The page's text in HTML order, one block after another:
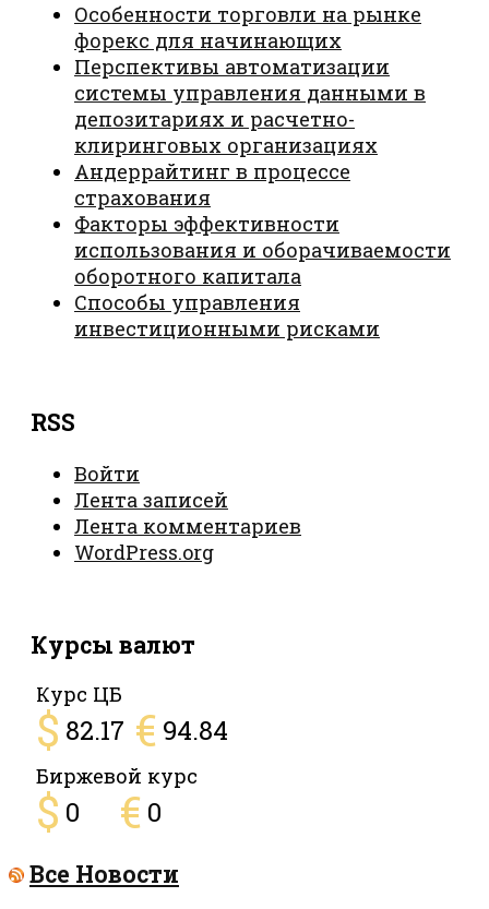
Особенности торговли на рынке
форекс для начинающих
Перспективы автоматизации
системы управления данными в
депозитариях и расчетно-
клиринговых организациях
Андеррайтинг в процессе
страхования
Факторы эффективности
использования и оборачиваемости
оборотного капитала
Способы управления
инвестиционными рисками
RSS
Войти
Лента записей
Лента комментариев
WordPress.org
Курсы валют
Курс ЦБ
$ 82.17 € 94.84
Биржевой курс
$ 0 € 0
Все Новости